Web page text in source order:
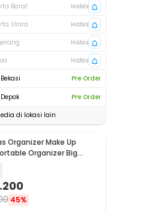
Barat
Habis
Utara
Habis
Habis
Habis
Pre Order
Pre Order
di lokasi lain
Organizer Make Up
Organizer Big
45%